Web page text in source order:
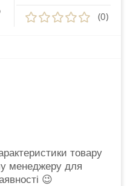
(0)
товару
менеджеру для
😉